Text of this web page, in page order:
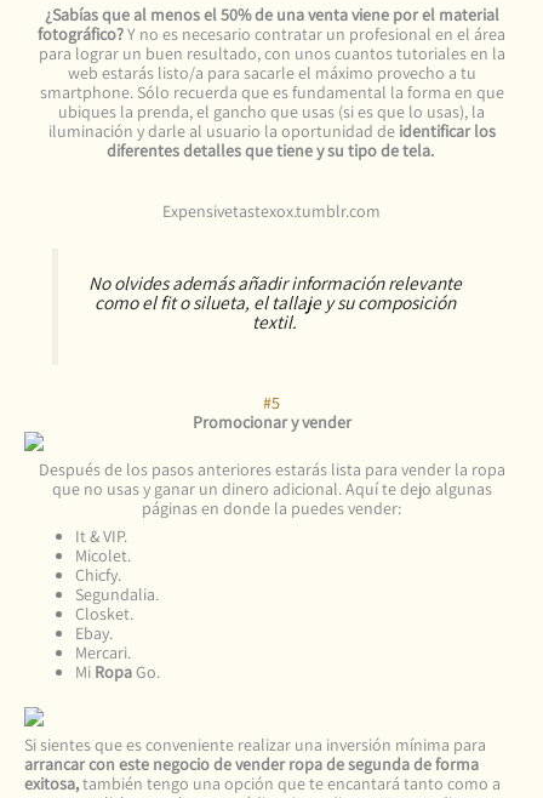
¿Sabías que al menos el 50% de una venta viene por el material
fotográfico?Y no es necesario contratar un profesional en el área
para lograr un buen resultado, con unos cuantos tutoriales en la
web estarás listo/a para sacarle el máximo provecho a tu
smartphone. Sólo recuerda que es fundamental la forma en que
ubiques la prenda, el gancho que usas (si es que lo usas), la
iluminación y darle al usuario la oportunidad de identificar los
diferentes detalles que tiene y su tipo de tela.
Expensivetastexox.tumblr.com
No olvides además añadir información relevante
como el fit o silueta, el tallaje y su composición
textil.
#5
Promocionar y vender
Después de los pasos anteriores estarás lista para vender la ropa
que no usas y ganar un dinero adicional. Aquí te dejo algunas
páginas en donde la puedes vender:
It & VIP.
Micolet.
Chicfy.
Segundalia.
Closket.
Ebay.
Mercari.
Mi RopaGo.
Si sientes que es conveniente realizar una inversión mínima para
arrancar con este negocio de vender ropa de segunda de forma
exitosa,también tengo una opción que te encantará tanto como a